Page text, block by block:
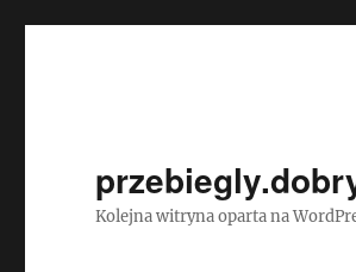
Kolejna witryna oparta na